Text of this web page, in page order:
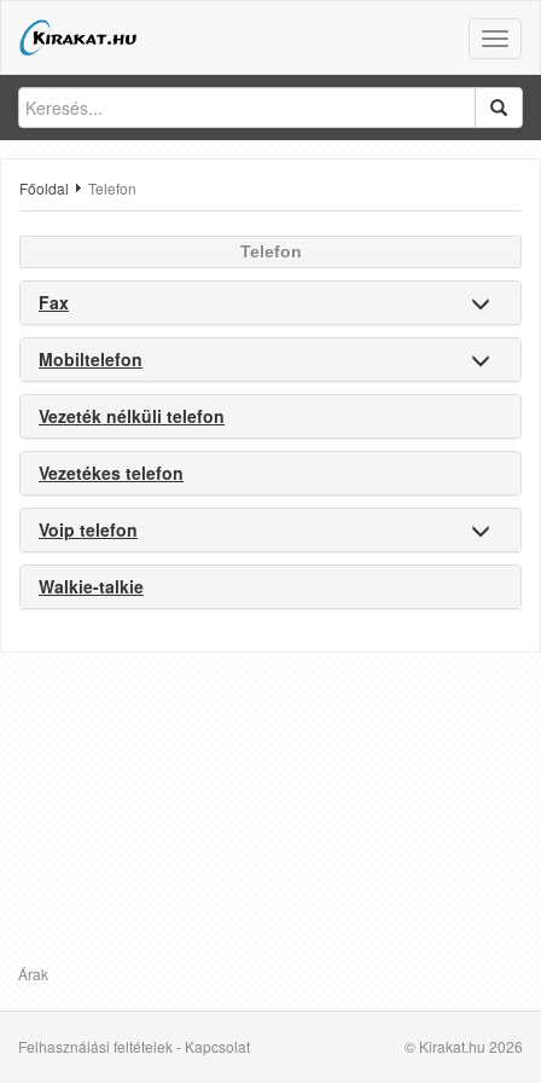
Toggle
Főoldal Telefon
Telefon
Fax
Mobiltelefon
Vezeték nélküli telefon
Vezetékes telefon
Voip telefon
Walkie-talkie
Felhasználási feltételek- Kapcsolat © Kirakat.hu 2026
Árak